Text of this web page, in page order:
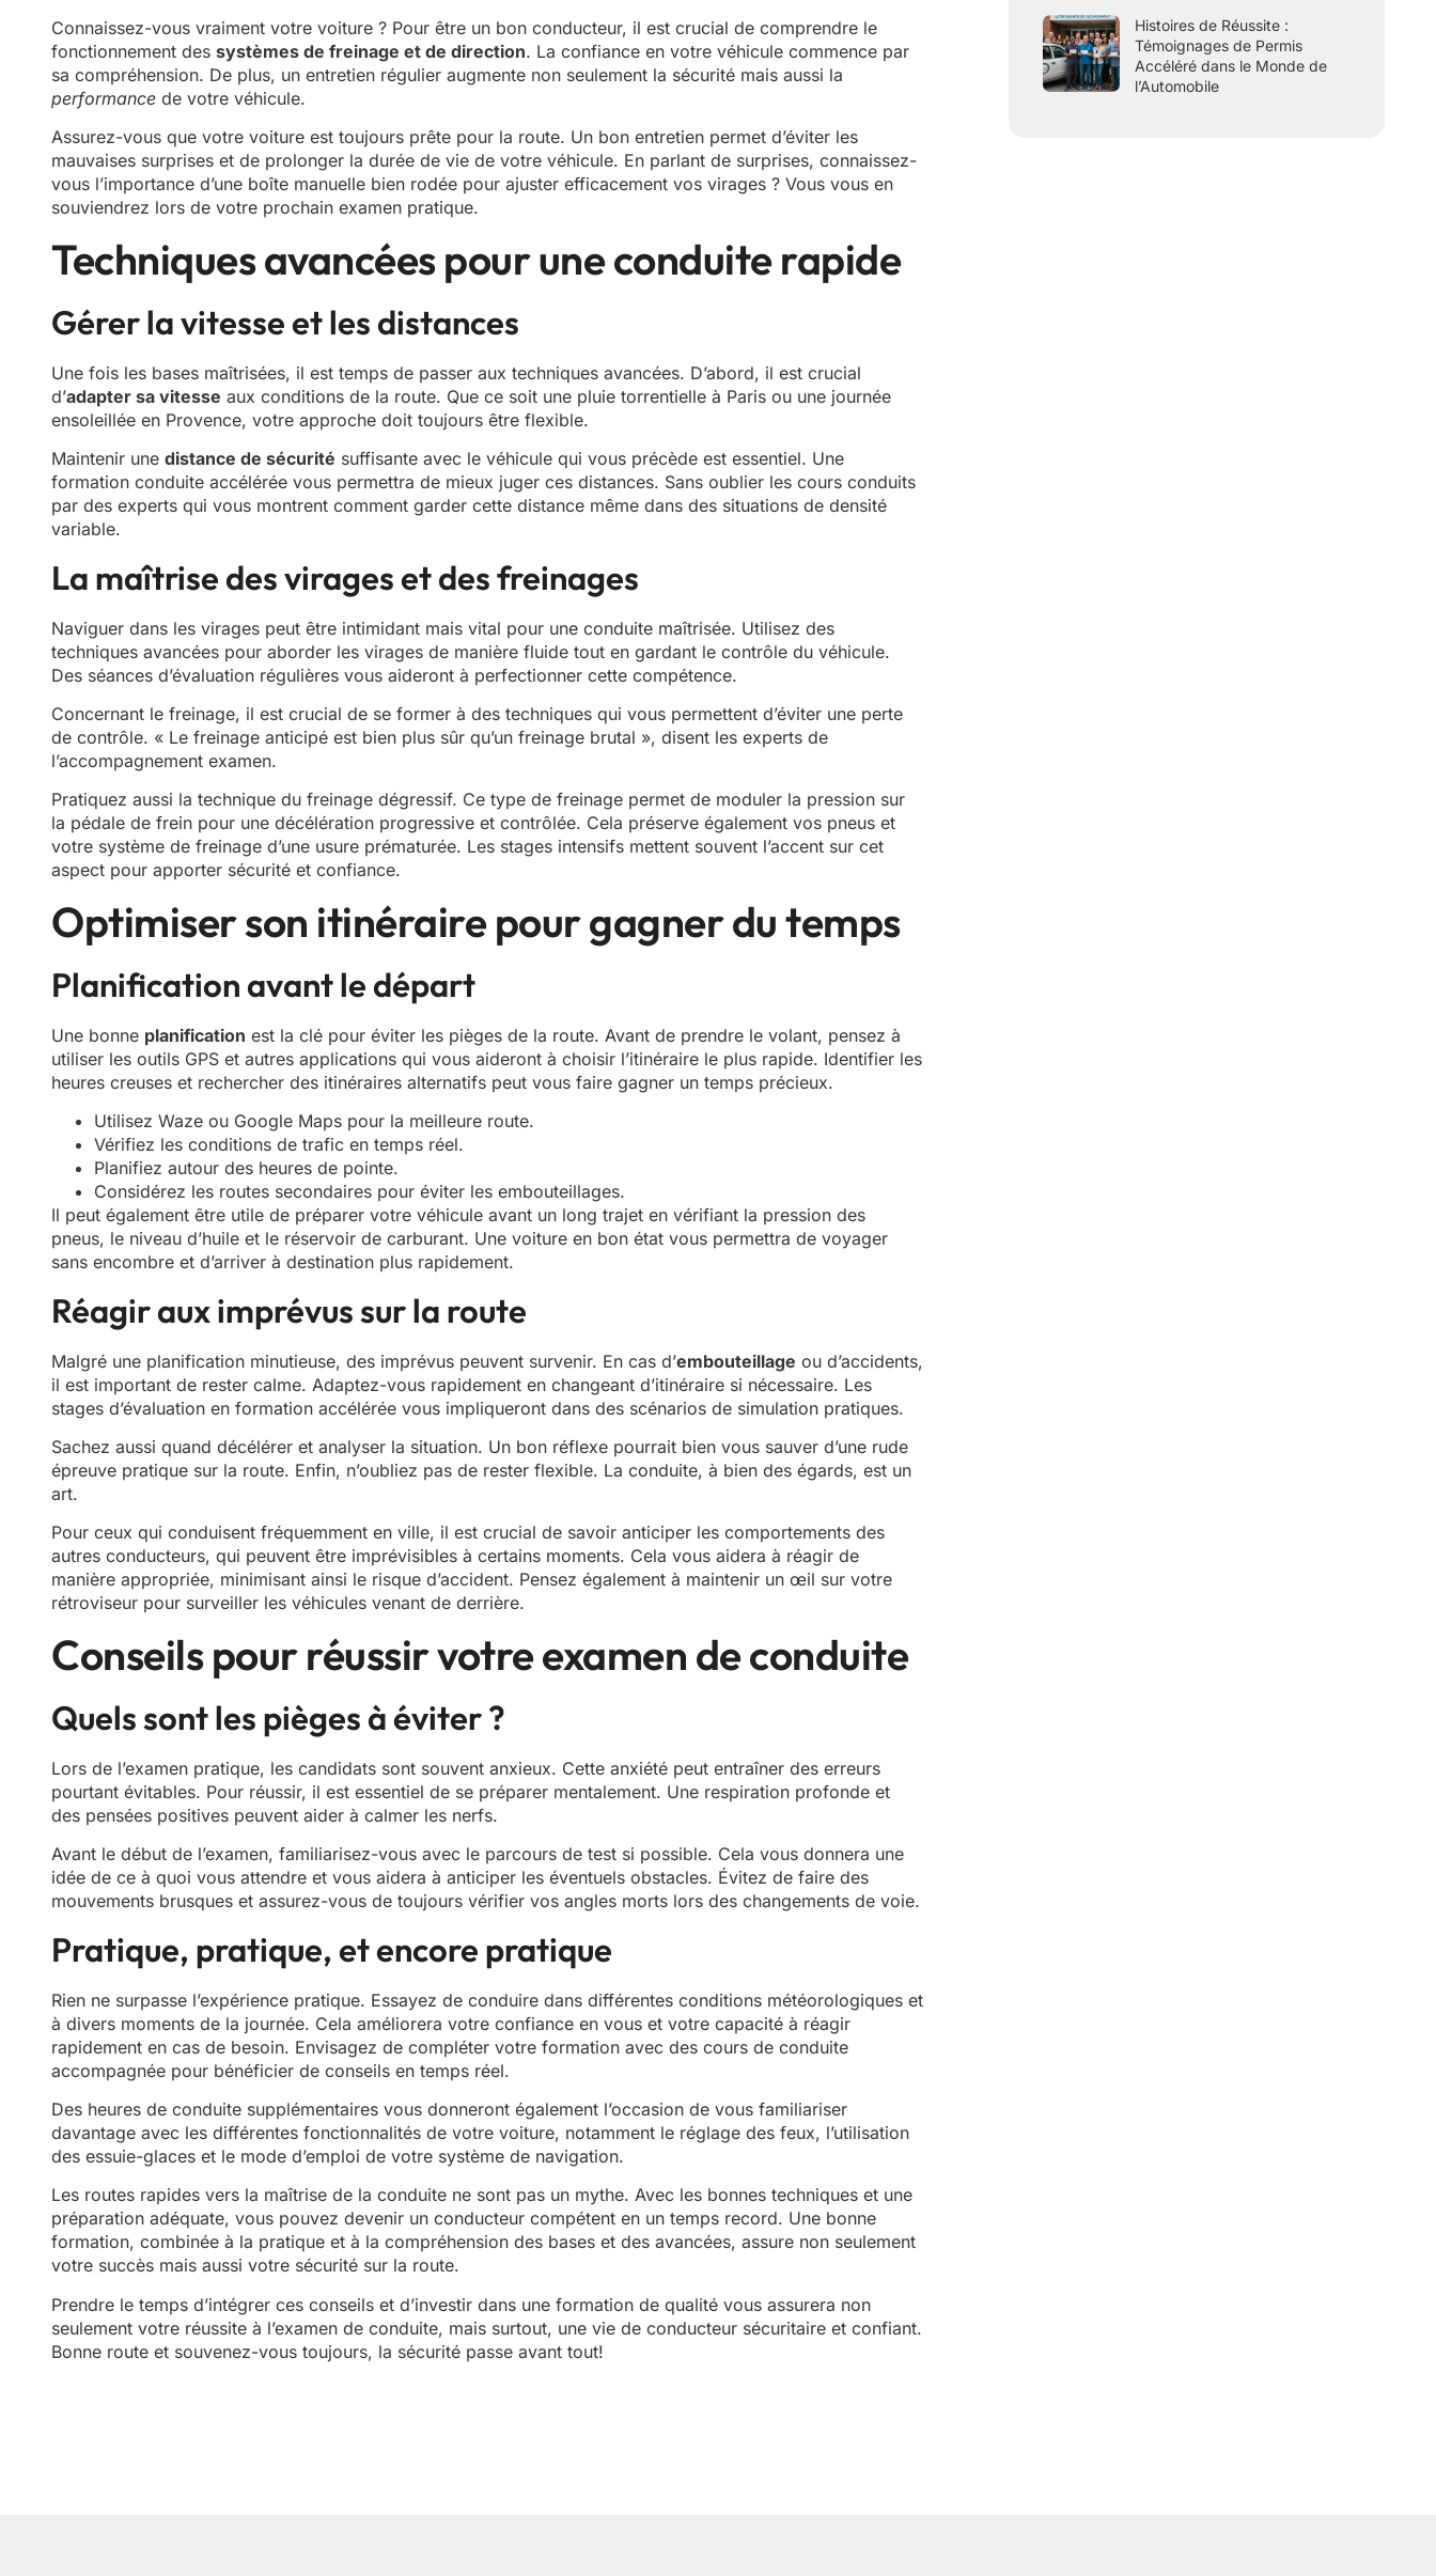
Connaissez-vous vraiment votre voiture ? Pour être un bon conducteur, il est crucial de comprendre le
fonctionnement des systèmes de freinage et de direction. La confiance en votre véhicule commence par
sa compréhension. De plus, un entretien régulier augmente non seulement la sécurité mais aussi la
performance de votre véhicule.
Assurez-vous que votre voiture est toujours prête pour la route. Un bon entretien permet d’éviter les
mauvaises surprises et de prolonger la durée de vie de votre véhicule. En parlant de surprises, connaissez-
vous l’importance d’une boîte manuelle bien rodée pour ajuster efficacement vos virages ? Vous vous en
souviendrez lors de votre prochain examen pratique.
Techniques avancées pour une conduite rapide
Gérer la vitesse et les distances
Une fois les bases maîtrisées, il est temps de passer aux techniques avancées. D’abord, il est crucial
d’adapter sa vitesse aux conditions de la route. Que ce soit une pluie torrentielle à Paris ou une journée
ensoleillée en Provence, votre approche doit toujours être flexible.
Maintenir une distance de sécurité suffisante avec le véhicule qui vous précède est essentiel. Une
formation conduite accélérée vous permettra de mieux juger ces distances. Sans oublier les cours conduits
par des experts qui vous montrent comment garder cette distance même dans des situations de densité
variable.
La maîtrise des virages et des freinages
Naviguer dans les virages peut être intimidant mais vital pour une conduite maîtrisée. Utilisez des
techniques avancées pour aborder les virages de manière fluide tout en gardant le contrôle du véhicule.
Des séances d’évaluation régulières vous aideront à perfectionner cette compétence.
Concernant le freinage, il est crucial de se former à des techniques qui vous permettent d’éviter une perte
de contrôle. « Le freinage anticipé est bien plus sûr qu’un freinage brutal », disent les experts de
l’accompagnement examen.
Pratiquez aussi la technique du freinage dégressif. Ce type de freinage permet de moduler la pression sur
la pédale de frein pour une décélération progressive et contrôlée. Cela préserve également vos pneus et
votre système de freinage d’une usure prématurée. Les stages intensifs mettent souvent l’accent sur cet
aspect pour apporter sécurité et confiance.
Optimiser son itinéraire pour gagner du temps
Planification avant le départ
Une bonne planification est la clé pour éviter les pièges de la route. Avant de prendre le volant, pensez à
utiliser les outils GPS et autres applications qui vous aideront à choisir l’itinéraire le plus rapide. Identifier les
heures creuses et rechercher des itinéraires alternatifs peut vous faire gagner un temps précieux.
Utilisez Waze ou Google Maps pour la meilleure route.
Vérifiez les conditions de trafic en temps réel.
Planifiez autour des heures de pointe.
Considérez les routes secondaires pour éviter les embouteillages.
Il peut également être utile de préparer votre véhicule avant un long trajet en vérifiant la pression des
pneus, le niveau d’huile et le réservoir de carburant. Une voiture en bon état vous permettra de voyager
sans encombre et d’arriver à destination plus rapidement.
Réagir aux imprévus sur la route
Malgré une planification minutieuse, des imprévus peuvent survenir. En cas d’embouteillage ou d’accidents,
il est important de rester calme. Adaptez-vous rapidement en changeant d’itinéraire si nécessaire. Les
stages d’évaluation en formation accélérée vous impliqueront dans des scénarios de simulation pratiques.
Sachez aussi quand décélérer et analyser la situation. Un bon réflexe pourrait bien vous sauver d’une rude
épreuve pratique sur la route. Enfin, n’oubliez pas de rester flexible. La conduite, à bien des égards, est un
art.
Pour ceux qui conduisent fréquemment en ville, il est crucial de savoir anticiper les comportements des
autres conducteurs, qui peuvent être imprévisibles à certains moments. Cela vous aidera à réagir de
manière appropriée, minimisant ainsi le risque d’accident. Pensez également à maintenir un œil sur votre
rétroviseur pour surveiller les véhicules venant de derrière.
Conseils pour réussir votre examen de conduite
Quels sont les pièges à éviter ?
Lors de l’examen pratique, les candidats sont souvent anxieux. Cette anxiété peut entraîner des erreurs
pourtant évitables. Pour réussir, il est essentiel de se préparer mentalement. Une respiration profonde et
des pensées positives peuvent aider à calmer les nerfs.
Avant le début de l’examen, familiarisez-vous avec le parcours de test si possible. Cela vous donnera une
idée de ce à quoi vous attendre et vous aidera à anticiper les éventuels obstacles. Évitez de faire des
mouvements brusques et assurez-vous de toujours vérifier vos angles morts lors des changements de voie.
Pratique, pratique, et encore pratique
Rien ne surpasse l’expérience pratique. Essayez de conduire dans différentes conditions météorologiques et
à divers moments de la journée. Cela améliorera votre confiance en vous et votre capacité à réagir
rapidement en cas de besoin. Envisagez de compléter votre formation avec des cours de conduite
accompagnée pour bénéficier de conseils en temps réel.
Des heures de conduite supplémentaires vous donneront également l’occasion de vous familiariser
davantage avec les différentes fonctionnalités de votre voiture, notamment le réglage des feux, l’utilisation
des essuie-glaces et le mode d’emploi de votre système de navigation.
Les routes rapides vers la maîtrise de la conduite ne sont pas un mythe. Avec les bonnes techniques et une
préparation adéquate, vous pouvez devenir un conducteur compétent en un temps record. Une bonne
formation, combinée à la pratique et à la compréhension des bases et des avancées, assure non seulement
votre succès mais aussi votre sécurité sur la route.
Prendre le temps d’intégrer ces conseils et d’investir dans une formation de qualité vous assurera non
seulement votre réussite à l’examen de conduite, mais surtout, une vie de conducteur sécuritaire et confiant.
Bonne route et souvenez-vous toujours, la sécurité passe avant tout!
Histoires de Réussite :
Témoignages de Permis
Accéléré dans le Monde de
l’Automobile